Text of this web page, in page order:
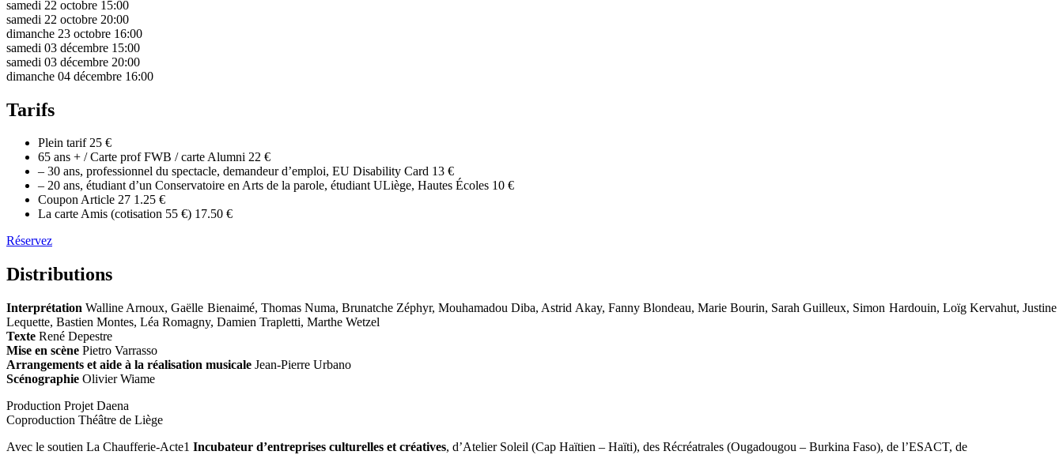
samedi 22 octobre 15:00
samedi 22 octobre 20:00
dimanche 23 octobre 16:00
samedi 03 décembre 15:00
samedi 03 décembre 20:00
dimanche 04 décembre 16:00
Tarifs
Plein tarif25 €
65 ans + / Carte prof FWB / carte Alumni 22 €
– 30 ans, professionnel du spectacle, demandeur d’emploi, EU Disability Card 13 €
– 20 ans, étudiant d’un Conservatoire en Arts de la parole, étudiant ULiège, Hautes Écoles 10 €
Coupon Article 27 1.25 €
La carte Amis (cotisation 55 €) 17.50 €
Réservez
Distributions
Interprétation Walline Arnoux, Gaëlle Bienaimé, Thomas Numa, Brunatche Zéphyr, Mouhamadou Diba, Astrid Akay, Fanny Blondeau, Marie Bourin, Sarah Guilleux, Simon Hardouin, Loïg Kervahut, Justine
Lequette, Bastien Montes, Léa Romagny, Damien Trapletti, Marthe Wetzel
Texte René Depestre
Mise en scène Pietro Varrasso
Arrangements et aide à la réalisation musicale Jean-Pierre Urbano
Scénographie Olivier Wiame
Production Projet Daena
Coproduction Théâtre de Liège
Avec le soutien La Chaufferie-Acte1 Incubateur d’entreprises culturelles et créatives, d’Atelier Soleil (Cap Haïtien – Haïti), des Récréatrales (Ougadougou – Burkina Faso), de l’ESACT, de